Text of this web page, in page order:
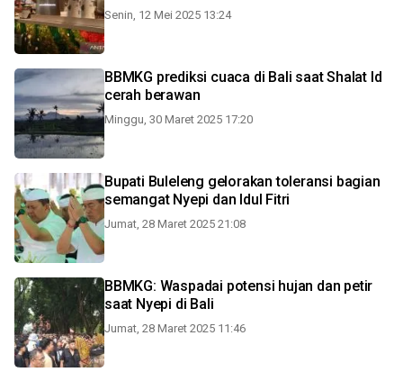
Senin, 12 Mei 2025 13:24
BBMKG prediksi cuaca di Bali saat Shalat Id
cerah berawan
Minggu, 30 Maret 2025 17:20
Bupati Buleleng gelorakan toleransi bagian
semangat Nyepi dan Idul Fitri
Jumat, 28 Maret 2025 21:08
BBMKG: Waspadai potensi hujan dan petir
saat Nyepi di Bali
Jumat, 28 Maret 2025 11:46